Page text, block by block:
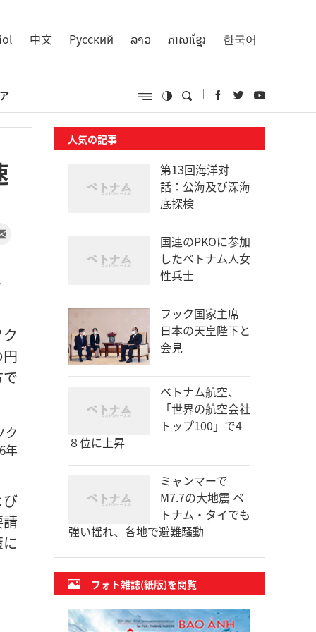
中文 Русский ລາວ ភាសាខ្មែរ 한국어
ク
年
人気の記事
第13回海洋対
話：公海及び深海
底探検
国連のPKOに参加
したベトナム人女
性兵士
フック国家主席
日本の天皇陛下と
会見
ベトナム航空、
「世界の航空会社
トップ100」で4
８位に上昇
ミャンマーで
M7.7の大地震 ベ
トナム・タイでも
強い揺れ、各地で避難騒動
フォト雑誌(紙版)を閲覧